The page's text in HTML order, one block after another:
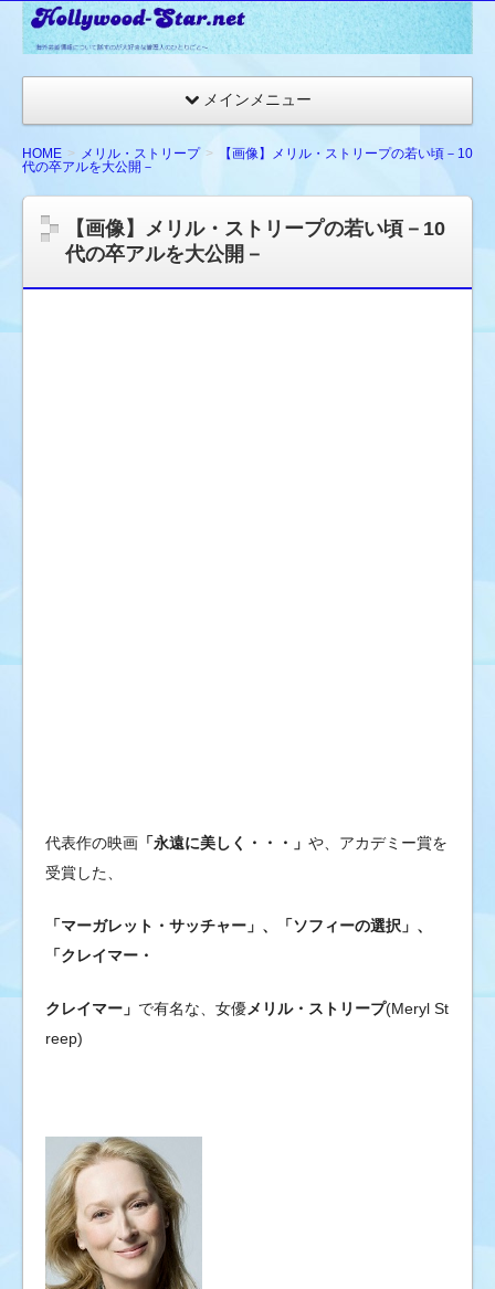
☆
ウ
ッ
ド
ス
タ
ー
ネ
能
情
メインメニュー
HOME メリル・ストリープ
【画像】メリル・ストリープの若い頃－10
代の卒アルを大公開－
【画像】メリル・ストリープの若い頃－10
代の卒アルを大公開－
代表作の映画 「永遠に美しく・・・」 や、アカデミー賞を
受賞した、
「マーガレット・サッチャー」、「ソフィーの選択」、
「クレイマー・
クレイマー」 で有名な、女優メリル・ストリープ(Meryl St
reep)